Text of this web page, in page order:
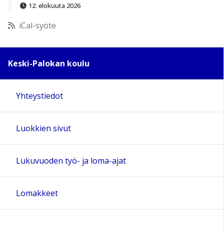
12:00
15:00
16:00
17:00
18:00
12. elokuuta 2026
iCal-syöte
Keski-Palokan koulu
Yhteystiedot
Luokkien sivut
Lukuvuoden työ- ja loma-ajat
Lomakkeet